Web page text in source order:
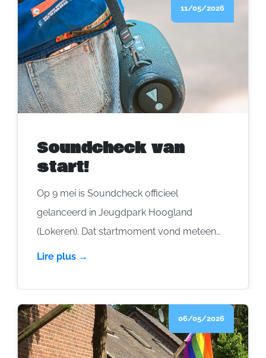
11/05/2026
Soundcheck van
start!
Op 9 mei is Soundcheck officieel
gelanceerd in Jeugdpark Hoogland
(Lokeren). Dat startmoment vond meteen
veel weerklank in de pers, ook met een
Hamme werd meteen duidelijk waar het om
draait … het mag léven op kamp of
weekend, maar de box hoeft niet van ontbijt
tot bedtijd te knallen.
Lire plus →
06/05/2026